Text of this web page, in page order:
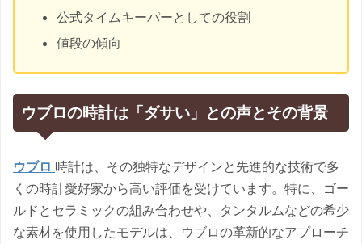
公式タイムキーパーとしての役割
値段の傾向
ウブロの時計は「ダサい」との声とその背景
ウブロ 時計は、その独特なデザインと先進的な技術で多
くの時計愛好家から高い評価を受けています。特に、ゴー
ルドとセラミックの組み合わせや、タンタルムなどの希少
な素材を使用したモデルは、ウブロの革新的なアプローチ